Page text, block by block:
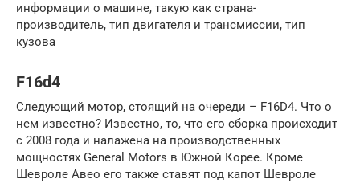
информации о машине, такую как страна-
производитель, тип двигателя и трансмиссии, тип
кузова
F16d4
Следующий мотор, стоящий на очереди – F16D4. Что о
нем известно? Известно, то, что его сборка происходит
с 2008 года и налажена на производственных
мощностях General Motors в Южной Корее. Кроме
Шевроле Авео его также ставят под капот Шевроле